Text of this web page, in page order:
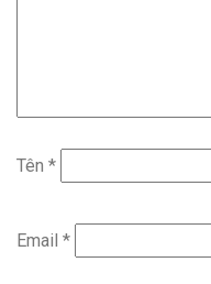
Tên *
Email *